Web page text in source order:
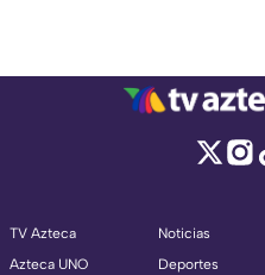
TV Azteca
Azteca UNO
Noticias
Deportes